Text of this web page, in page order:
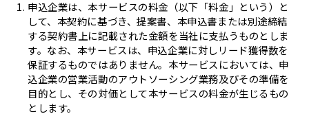
申込企業は、本サービスの料金（以下「料金」という）と
して、本契約に基づき、提案書、本申込書または別途締結
する契約書上に記載された金額を当社に支払うものとしま
す。なお、本サービスは、申込企業に対しリード獲得数を
保証するものではありません。本サービスにおいては、申
込企業の営業活動のアウトソーシング業務及びその準備を
目的とし、その対価として本サービスの料金が生じるもの
とします。